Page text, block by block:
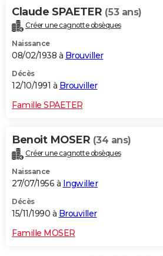
Claude SPAETER (53 ans)
Créer une cagnotte obsèques
Naissance
08/02/1938 à Brouviller
Décès
12/10/1991 à Brouviller
Famille SPAETER
Benoit MOSER (34 ans)
Créer une cagnotte obsèques
Naissance
27/07/1956 à Ingwiller
Décès
15/11/1990 à Brouviller
Famille MOSER